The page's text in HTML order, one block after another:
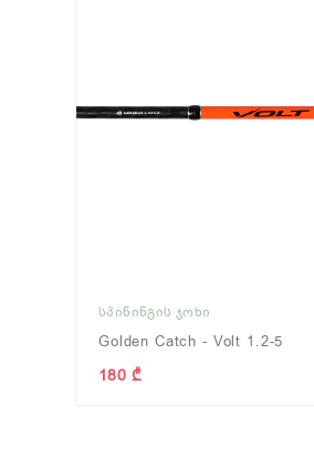
ᲡᲞᲘᲜᲘᲜᲒᲘᲡ ᲯᲝᲮᲘ
Golden Catch - Volt 1.2-5
180 ₾